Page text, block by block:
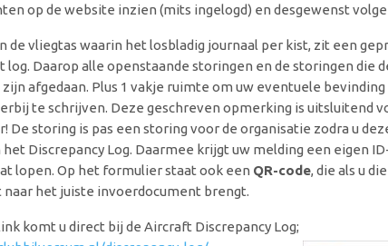
op de website inzien (mits ingelogd) en desgewenst
de vliegtas waarin het losbladig journaal per kist, zit een
Daarop alle openstaande storingen en de storingen die
afgedaan. Plus 1 vakje ruimte om uw eventuele bevinding
te schrijven. Deze geschreven opmerking is uitsluitend
De storing is pas een storing voor de organisatie zodra u
Discrepancy Log. Daarmee krijgt uw melding een eigen
lopen. Op het formulier staat ook een QR-code, die als u
naar het juiste invoerdocument brengt.
komt u direct bij de Aircraft Discrepancy Log;